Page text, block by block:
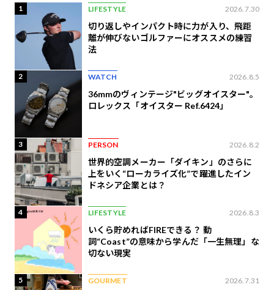
1 LIFESTYLE 2026.7.30
切り返しやインパクト時に力が入り、飛距
離が伸びないゴルファーにオススメの練習
法
2 WATCH 2026.8.5
36mmのヴィンテージ"ビッグオイスター"。
ロレックス「オイスター Ref.6424」
3 PERSON 2026.8.2
世界的空調メーカー「ダイキン」のさらに
上をいく“ローカライズ化”で躍進したイン
ドネシア企業とは？
4 LIFESTYLE 2026.8.3
いくら貯めればFIREできる？ 動
詞“Coast”の意味から学んだ「一生無理」な
切ない現実
5 GOURMET 2026.7.31